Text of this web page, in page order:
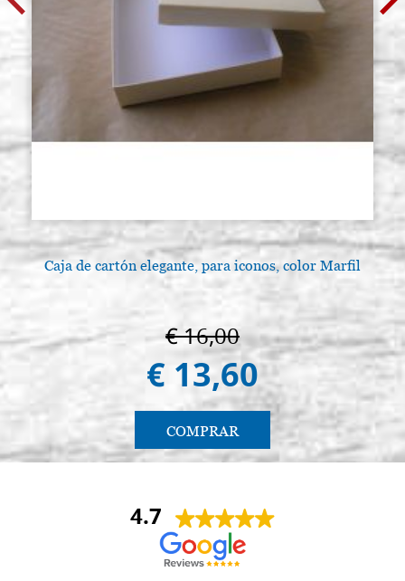
Caja de cartón elegante, para iconos, color Marfil
€ 16,00
€ 13,60
COMPRAR
4.7